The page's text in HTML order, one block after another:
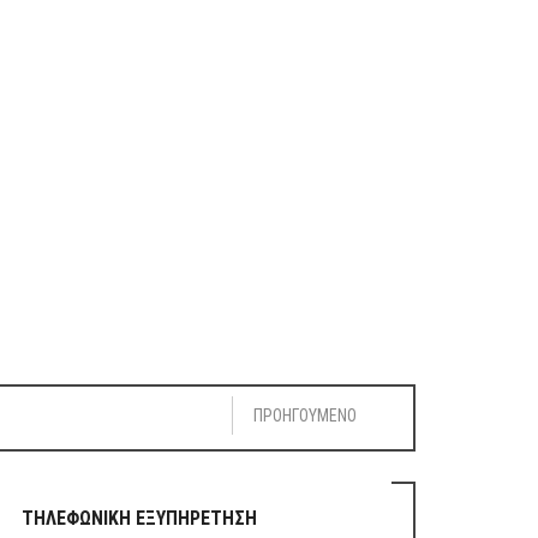
ΠΡΟΗΓΟΥΜΕΝΟ
ΤΗΛΕΦΩΝΙΚΗ ΕΞΥΠΗΡΕΤΗΣΗ